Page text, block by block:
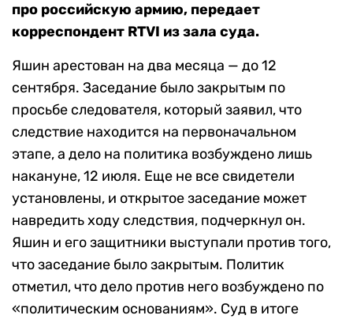
про российскую армию, передает
корреспондент RTVI из зала суда.
Яшин арестован на два месяца — до 12
сентября. Заседание было закрытым по
просьбе следователя, который заявил, что
следствие находится на первоначальном
этапе, а дело на политика возбуждено лишь
накануне, 12 июля. Еще не все свидетели
установлены, и открытое заседание может
навредить ходу следствия, подчеркнул он.
Яшин и его защитники выступали против того,
что заседание было закрытым. Политик
отметил, что дело против него возбуждено по
«политическим основаниям». Суд в итоге